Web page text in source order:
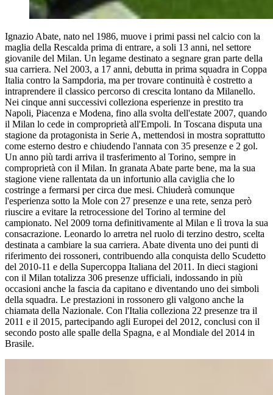
Ignazio Abate, nato nel 1986, muove i primi passi nel calcio con la
maglia della Rescalda prima di entrare, a soli 13 anni, nel settore
giovanile del Milan. Un legame destinato a segnare gran parte della
sua carriera. Nel 2003, a 17 anni, debutta in prima squadra in Coppa
Italia contro la Sampdoria, ma per trovare continuità è costretto a
intraprendere il classico percorso di crescita lontano da Milanello.
Nei cinque anni successivi colleziona esperienze in prestito tra
Napoli, Piacenza e Modena, fino alla svolta dell'estate 2007, quando
il Milan lo cede in comproprietà all'Empoli. In Toscana disputa una
stagione da protagonista in Serie A, mettendosi in mostra soprattutto
come esterno destro e chiudendo l'annata con 35 presenze e 2 gol.
Un anno più tardi arriva il trasferimento al Torino, sempre in
comproprietà con il Milan. In granata Abate parte bene, ma la sua
stagione viene rallentata da un infortunio alla caviglia che lo
costringe a fermarsi per circa due mesi. Chiuderà comunque
l'esperienza sotto la Mole con 27 presenze e una rete, senza però
riuscire a evitare la retrocessione del Torino al termine del
campionato. Nel 2009 torna definitivamente al Milan e lì trova la sua
consacrazione. Leonardo lo arretra nel ruolo di terzino destro, scelta
destinata a cambiare la sua carriera. Abate diventa uno dei punti di
riferimento dei rossoneri, contribuendo alla conquista dello Scudetto
del 2010-11 e della Supercoppa Italiana del 2011. In dieci stagioni
con il Milan totalizza 306 presenze ufficiali, indossando in più
occasioni anche la fascia da capitano e diventando uno dei simboli
della squadra. Le prestazioni in rossonero gli valgono anche la
chiamata della Nazionale. Con l'Italia colleziona 22 presenze tra il
2011 e il 2015, partecipando agli Europei del 2012, conclusi con il
secondo posto alle spalle della Spagna, e al Mondiale del 2014 in
Brasile.